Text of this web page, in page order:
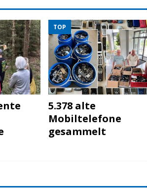
TOP
5.378 alte
Mobiltelefone
gesammelt